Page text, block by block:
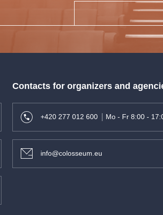
Contacts for organizers and
+420 277 012 600 Mo - Fr 8:00 -
info@colosseum.eu